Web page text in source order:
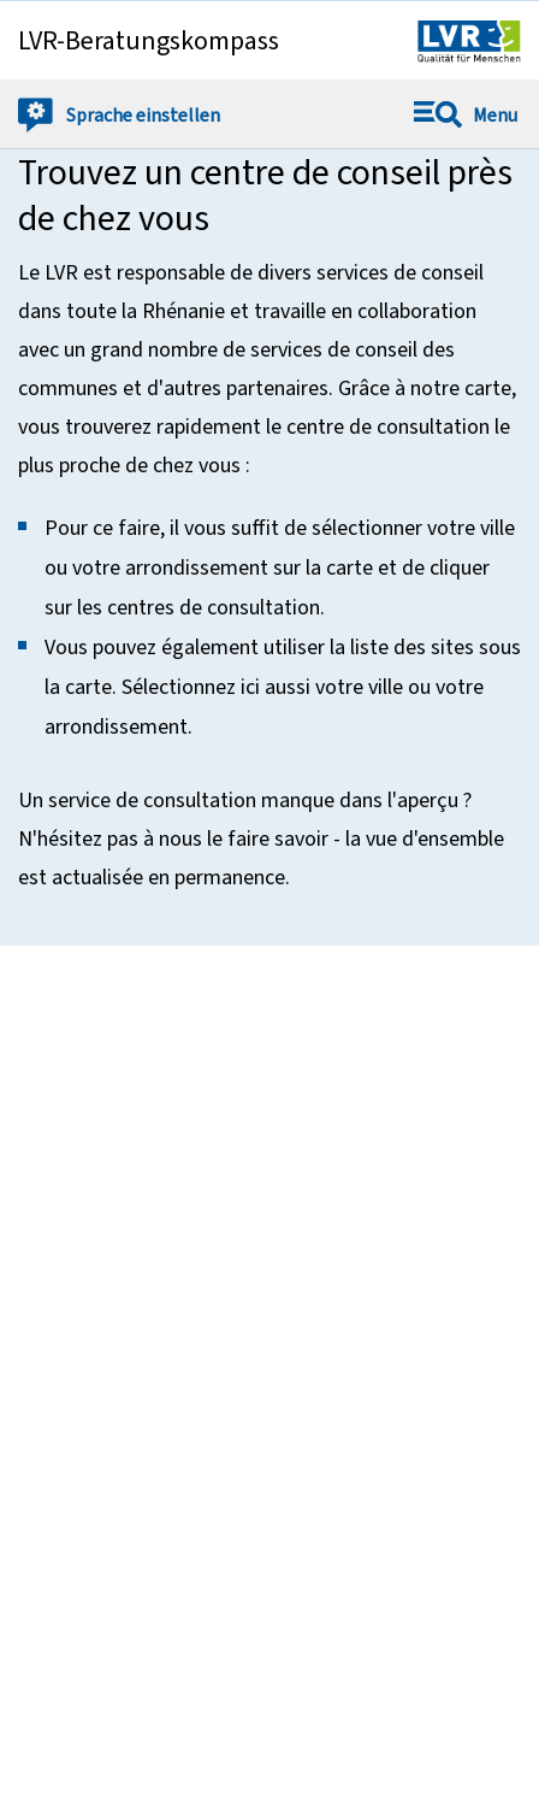
Springe direkt zu:
LVR-Beratungskompass
Spracheeinstellen Menu
Trouvez un centre de conseil près
de chez vous
Le LVR est responsable de divers services de conseil
dans toute la Rhénanie et travaille en collaboration
avec un grand nombre de services de conseil des
communes et d'autres partenaires. Grâce à notre carte,
vous trouverez rapidement le centre de consultation le
plus proche de chez vous :
Pour ce faire, il vous suffit de sélectionner votre ville
ou votre arrondissement sur la carte et de cliquer
sur les centres de consultation.
Vous pouvez également utiliser la liste des sites sous
la carte. Sélectionnez ici aussi votre ville ou votre
arrondissement.
Un service de consultation manque dans l'aperçu ?
N'hésitez pas à nous le faire savoir - la vue d'ensemble
est actualisée en permanence.